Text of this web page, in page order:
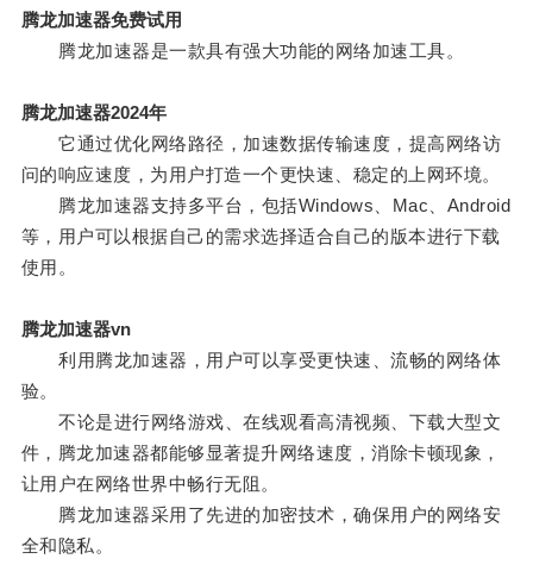
腾龙加速器免费试用
腾龙加速器是一款具有强大功能的网络加速工具。
腾龙加速器2024年
它通过优化网络路径，加速数据传输速度，提高网络访
问的响应速度，为用户打造一个更快速、稳定的上网环境。
腾龙加速器支持多平台，包括Windows、Mac、Android
等，用户可以根据自己的需求选择适合自己的版本进行下载
使用。
腾龙加速器vn
利用腾龙加速器，用户可以享受更快速、流畅的网络体
验。
不论是进行网络游戏、在线观看高清视频、下载大型文
件，腾龙加速器都能够显著提升网络速度，消除卡顿现象，
让用户在网络世界中畅行无阻。
腾龙加速器采用了先进的加密技术，确保用户的网络安
全和隐私。